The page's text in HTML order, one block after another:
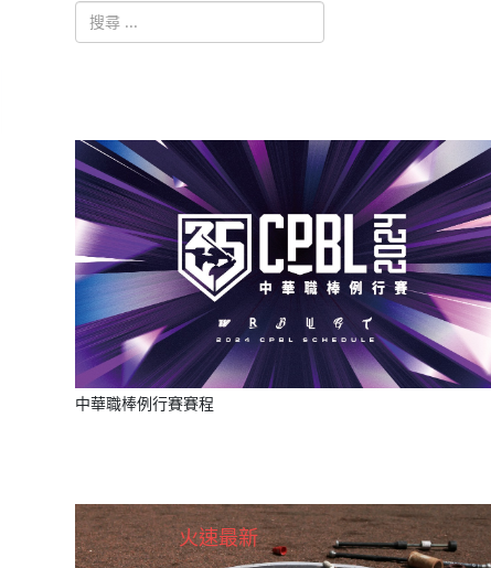
搜索
中華職棒例行賽賽程
火速最新